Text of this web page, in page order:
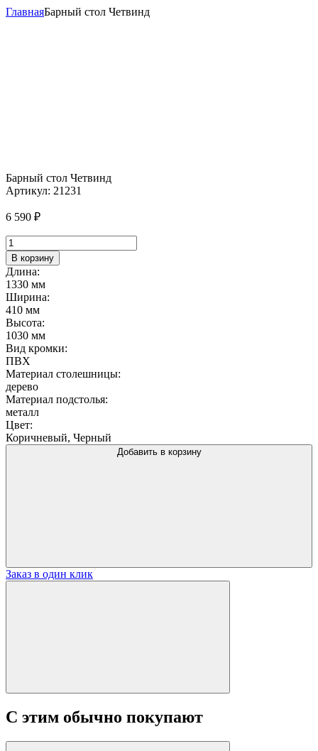
ГлавнаяБарный стол Четвинд
Барный стол Четвинд
Артикул: 21231
6 590 ₽
Количество
товара
Барный
стол
Четвинд
В корзину
Длина:
1330 мм
Ширина:
410 мм
Высота:
1030 мм
Вид кромки:
ПВХ
Материал столешницы:
дерево
Материал подстолья:
металл
Цвет:
Коричневый, Черный
Добавить в корзину
Заказ в один клик
С этим обычно покупают